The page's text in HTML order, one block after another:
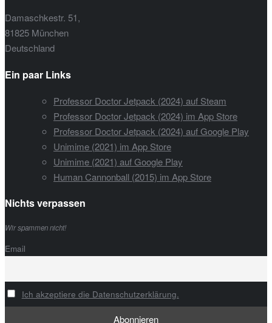
Damaschkestr. 51,
81825 München
Deutschland
Ein paar Links
Professor Doctor Jetpack (2024) auf Steam
Professor Doctor Jetpack (2024) im App Store
Professor Doctor Jetpack (2024) auf Google Play
Unimime (2021) im App Store
Unimime (2021) auf Google Play
Human Cannonball (2015) im App Store
Nichts verpassen
Wir spammen nicht!
Email
Ich akzeptiere die Datenschutzerklärung.